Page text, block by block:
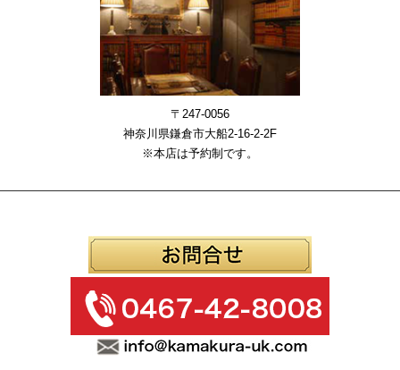
〒247-0056
神奈川県鎌倉市大船2-16-2-2F
※本店は予約制です。